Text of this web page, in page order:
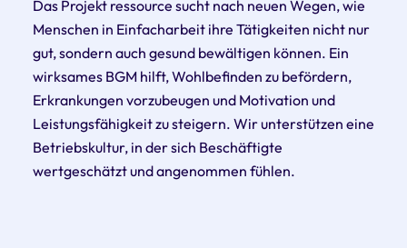
Das Projekt ressource sucht nach neuen Wegen, wie
Menschen in Einfacharbeit ihre Tätigkeiten nicht nur
gut, sondern auch gesund bewältigen können. Ein
wirksames BGM hilft, Wohlbefinden zu befördern,
Erkrankungen vorzubeugen und Motivation und
Leistungsfähigkeit zu steigern. Wir unterstützen eine
Betriebskultur, in der sich Beschäftigte
wertgeschätzt und angenommen fühlen.